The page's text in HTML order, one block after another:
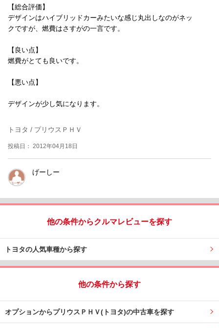
【総合評価】
デザインはハイブリッドカーみたいな感じ丸出しなのがネッ
クですが、燃費はさすがの一言です。
【良い点】
燃費がとても良いです。
【悪い点】
デザインが少し気になります。
トヨタ / プリウスＰＨＶ
投稿日： 2012年04月18日
げーしー
他の条件からクルマレビューを探す
トヨタの人気車種から探す
他の条件から探す
オプションからプリウスＰＨＶ(トヨタ)の中古車を探す